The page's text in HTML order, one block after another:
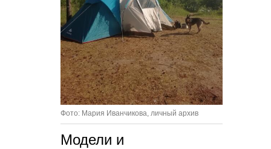
Фото: Мария Иванчикова, личный архив
Модели и